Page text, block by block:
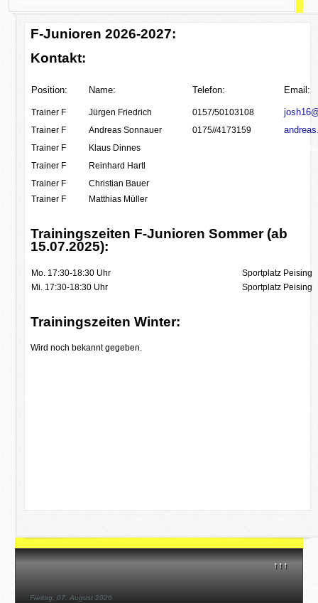
↑↑↑
Freitag, 07. August 2026
F-Junioren 2026-2027:
Kontakt:
Position: Name: Telefon: Email:
Trainer F Jürgen Friedrich 0157/50103108
Trainer F Andreas Sonnauer 0175//4173159
Trainer F Klaus Dinnes
Trainer F
Reinhard Hartl
Trainer F
Christian Bauer
Trainer F
Matthias Müller
Trainingszeiten F-Junioren Sommer (ab
15.07.2025):
Mo. 17:30-18:30 Uhr
Sportplatz Peising
Mi. 17:30-18:30 Uhr
Sportplatz Peising
Trainingszeiten Winter:
Wird noch bekannt gegeben.